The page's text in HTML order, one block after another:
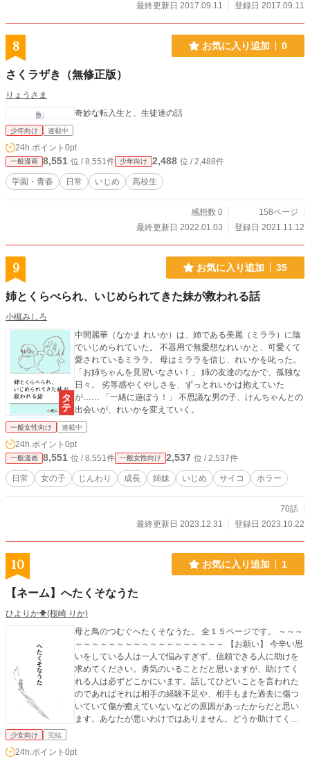
最終更新日 2017.09.11
登録日 2017.09.11
8 お気に入り追加 0
さくラザき（無修正版）
りょうさま
奇妙な転入生と、生徒達の話
少年向け 連載中
24h.ポイント 0pt
一般漫画 8,551 位 / 8,551件 少年向け 2,488 位 / 2,488件
学園・青春 日常 いじめ 高校生
感想数 0
158ページ
最終更新日 2022.01.03
登録日 2021.11.12
9 お気に入り追加 35
姉とくらべられ、いじめられてきた妹が救われる話
小槻みしろ
中間麗華（なかま れいか）は、姉である美麗（ミララ）に陰
でいじめられていた。 不器用で無愛想なれいかと、可愛くて
愛されているミララ。 母はミララを信じ、れいかを叱った。
「お姉ちゃんを見習いなさい！」 姉の友達のなかで、孤独な
日々。 劣等感やくやしさを、ずっとれいかは抱えていた
が…… 「一緒に遊ぼう！」 不思議な男の子、けんちゃんとの
出会いが、れいかを変えていく。
一般女性向け 連載中
24h.ポイント 0pt
一般漫画 8,551 位 / 8,551件 一般女性向け 2,537 位 / 2,537件
日常 女の子 じんわり 成長 姉妹 いじめ サイコ ホラー
70話
最終更新日 2023.12.31
登録日 2023.10.22
10 お気に入り追加 1
【ネーム】へたくそなうた
ひよりか🐥(桜崎 りか)
母と鳥のつむぐへたくそなうた。 全１５ページです。 ～～～
～～～～～～～～～～～～～～～～～～ 【お願い】 今辛い思
いをしている人は一人で悩みすぎず、信頼できる人に助けを
求めてください。勇気のいることだと思いますが、助けてく
れる人は必ずどこかにいます。話してひどいことを言われた
のであればそれは相手の経験不足や、相手もまた過去に傷つ
いていて傷が癒えていないなどの原因があったからだと思い
ます。あなたが悪いわけではありません。どうか助けてくれ
少女向け 完結
24h.ポイント 0pt